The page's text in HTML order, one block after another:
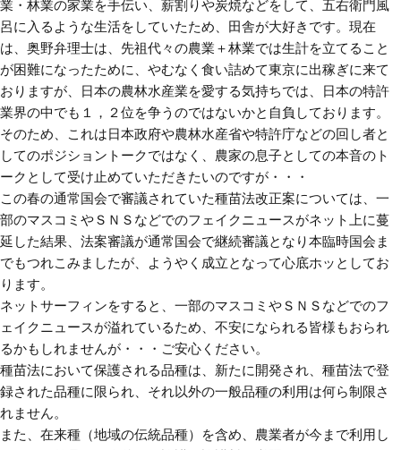
業・林業の家業を手伝い、薪割りや炭焼などをして、五右衛門風
呂に入るような生活をしていたため、田舎が大好きです。現在
は、奥野弁理士は、先祖代々の農業＋林業では生計を立てること
が困難になったために、やむなく食い詰めて東京に出稼ぎに来て
おりますが、日本の農林水産業を愛する気持ちでは、日本の特許
業界の中でも１，２位を争うのではないかと自負しております。
そのため、これは日本政府や農林水産省や特許庁などの回し者と
してのポジショントークではなく、農家の息子としての本音のト
ークとして受け止めていただきたいのですが・・・
この春の通常国会で審議されていた種苗法改正案については、一
部のマスコミやＳＮＳなどでのフェイクニュースがネット上に蔓
延した結果、法案審議が通常国会で継続審議となり本臨時国会ま
でもつれこみましたが、ようやく成立となって心底ホッとしてお
ります。
ネットサーフィンをすると、一部のマスコミやＳＮＳなどでのフ
ェイクニュースが溢れているため、不安になられる皆様もおられ
るかもしれませんが・・・ご安心ください。
種苗法において保護される品種は、新たに開発され、種苗法で登
録された品種に限られ、それ以外の一般品種の利用は何ら制限さ
れません。
また、在来種（地域の伝統品種）を含め、農業者が今まで利用し